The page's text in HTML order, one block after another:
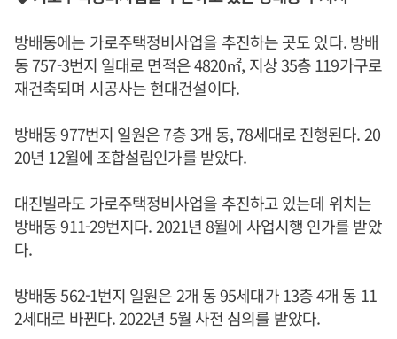
방배동에는 가로주택정비사업을 추진하는 곳도 있다. 방배
동 757-3번지 일대로 면적은 4820㎡, 지상 35층 119가구로
재건축되며 시공사는 현대건설이다.
방배동 977번지 일원은 7층 3개 동, 78세대로 진행된다. 20
20년 12월에 조합설립인가를 받았다.
대진빌라도 가로주택정비사업을 추진하고 있는데 위치는
방배동 911-29번지다. 2021년 8월에 사업시행 인가를 받았
다.
방배동 562-1번지 일원은 2개 동 95세대가 13층 4개 동 11
2세대로 바뀐다. 2022년 5월 사전 심의를 받았다.